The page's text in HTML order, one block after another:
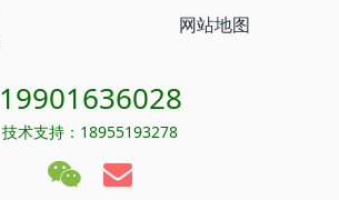
网站地图
19901636028
技术支持：18955193278